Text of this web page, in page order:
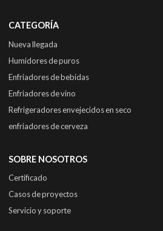
CATEGORÍA
Nueva llegada
Humidores de puros
Enfriadores de bebidas
Enfriadores de vino
Refrigeradores envejecidos en seco
enfriadores de cerveza
SOBRE NOSOTROS
Certificado
Casos de proyectos
Servicio y soporte